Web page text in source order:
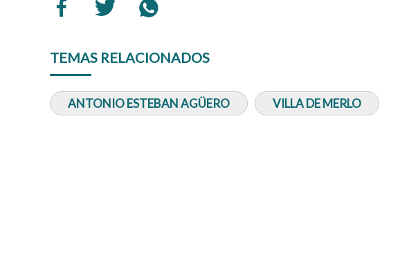
TEMAS RELACIONADOS
ANTONIO ESTEBAN AGÜERO VILLA DE MERLO